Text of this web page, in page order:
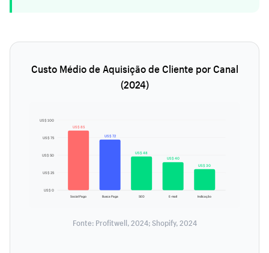
Custo Médio de Aquisição de Cliente por Canal
(2024)
US$ 0
US$ 25
US$ 50
US$ 75
US$ 100
US$ 85
Social Pago
US$ 72
Busca Paga
US$ 48
SEO
US$ 40
E-mail
US$ 30
Indicação
Fonte: Profitwell, 2024; Shopify, 2024